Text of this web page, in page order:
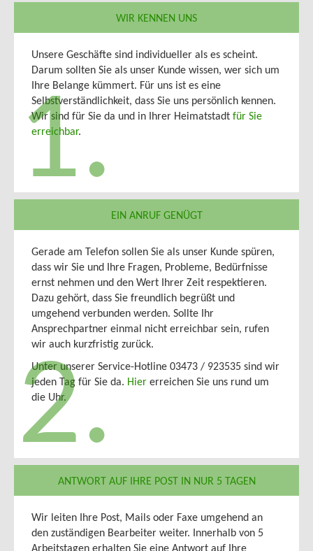
1.
WIR KENNEN UNS
Unsere Geschäfte sind individueller als es scheint.
Darum sollten Sie als unser Kunde wissen, wer sich um
Ihre Belange kümmert. Für uns ist es eine
Selbstverständlichkeit, dass Sie uns persönlich kennen.
Wir sind für Sie da und in Ihrer Heimatstadt für Sie
erreichbar.
2.
EIN ANRUF GENÜGT
Gerade am Telefon sollen Sie als unser Kunde spüren,
dass wir Sie und Ihre Fragen, Probleme, Bedürfnisse
ernst nehmen und den Wert Ihrer Zeit respektieren.
Dazu gehört, dass Sie freundlich begrüßt und
umgehend verbunden werden. Sollte Ihr
Ansprechpartner einmal nicht erreichbar sein, rufen
wir auch kurzfristig zurück.
Unter unserer Service-Hotline 03473 / 923535 sind wir
jeden Tag für Sie da. Hier erreichen Sie uns rund um
die Uhr.
ANTWORT AUF IHRE POST IN NUR 5 TAGEN
Wir leiten Ihre Post, Mails oder Faxe umgehend an
den zuständigen Bearbeiter weiter. Innerhalb von 5